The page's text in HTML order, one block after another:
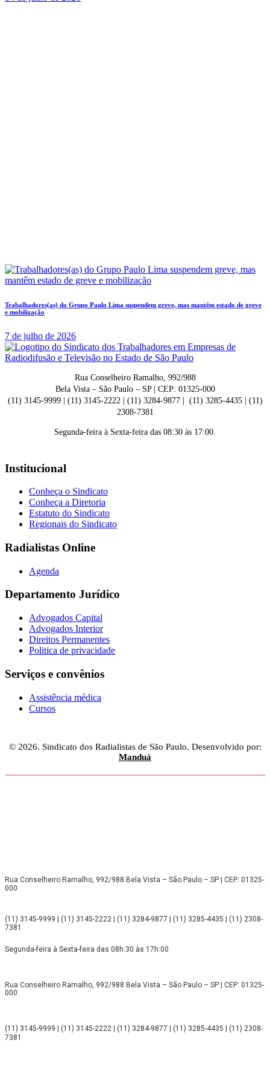
Trabalhadores(as) do Grupo Paulo Lima suspendem greve, mas mantêm estado de greve
e mobilização
7 de julho de 2026
Rua Conselheiro Ramalho, 992/988
Bela Vista – São Paulo – SP | CEP: 01325-000
(11) 3145-9999 | (11) 3145-2222 | (11) 3284-9877 | (11) 3285-4435 | (11)
2308-7381
Segunda-feira à Sexta-feira das 08:30 às 17:00.
Institucional
Conheça o Sindicato
Conheça a Diretoria
Estatuto do Sindicato
Regionais do Sindicato
Radialistas Online
Agenda
Departamento Jurídico
Advogados Capital
Advogados Interior
Direitos Permanentes
Politica de privacidade
Serviços e convênios
Assistência médica
Cursos
© 2026. Sindicato dos Radialistas de São Paulo. Desenvolvido por:
Manduá
Rua Conselheiro Ramalho, 992/988 Bela Vista – São Paulo – SP | CEP: 01325-
000
(11) 3145-9999 | (11) 3145-2222 | (11) 3284-9877 | (11) 3285-4435 | (11) 2308-
7381
Segunda-feira à Sexta-feira das 08h:30 às 17h:00
Rua Conselheiro Ramalho, 992/988 Bela Vista – São Paulo – SP | CEP: 01325-
000
(11) 3145-9999 | (11) 3145-2222 | (11) 3284-9877 | (11) 3285-4435 | (11) 2308-
7381